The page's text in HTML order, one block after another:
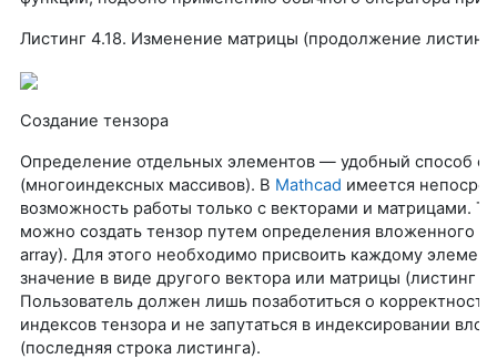
Листинг 4.18. Изменение матрицы (продолжение
Создание тензора
Определение отдельных элементов — удобный способ
(многоиндексных массивов). В Mathcad имеется
возможность работы только с векторами и матрицами.
можно создать тензор путем определения вложенного
array). Для этого необходимо присвоить каждому
значение в виде другого вектора или матрицы (листинг
Пользователь должен лишь позаботиться о корректности
индексов тензора и не запутаться в индексировании
(последняя строка листинга).